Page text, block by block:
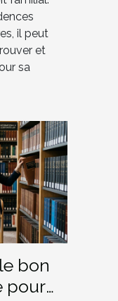
il peut
et
sa
bon
pour